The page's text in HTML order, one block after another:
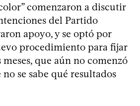
comenzaron a discutir
del Partido
apoyo, y se optó por
procedimiento para fijar
que aún no comenzó
se sabe qué resultados